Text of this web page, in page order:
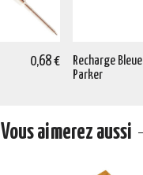
0,68 €
Recharge Bleue
Parker
Vous aimerez aussi